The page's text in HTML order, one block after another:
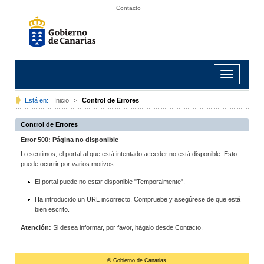
Contacto
Toggle
navigation
Está en: Inicio > Control de Errores
Control de Errores
Error 500: Página no disponible
Lo sentimos, el portal al que está intentado acceder no está disponible. Esto
puede ocurrir por varios motivos:
El portal puede no estar disponible "Temporalmente".
Ha introducido un URL incorrecto. Compruebe y asegúrese de que está
bien escrito.
Atención: Si desea informar, por favor, hágalo desde Contacto.
© Gobierno de Canarias